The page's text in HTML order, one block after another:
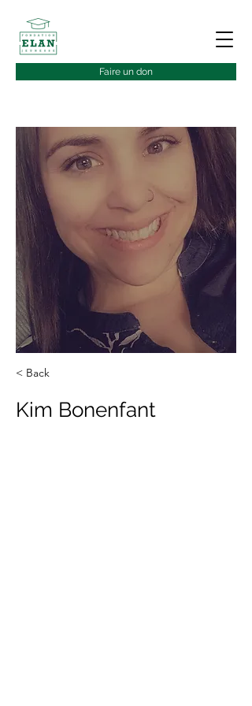
Faire un don
< Back
Kim Bonenfant